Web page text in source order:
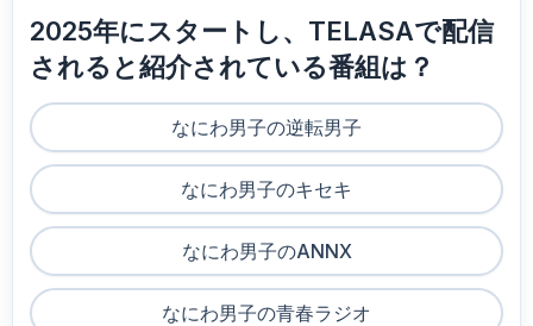
2025年にスタートし、TELASAで配信
されると紹介されている番組は？
なにわ男子の逆転男子
なにわ男子のキセキ
なにわ男子のANNX
なにわ男子の青春ラジオ